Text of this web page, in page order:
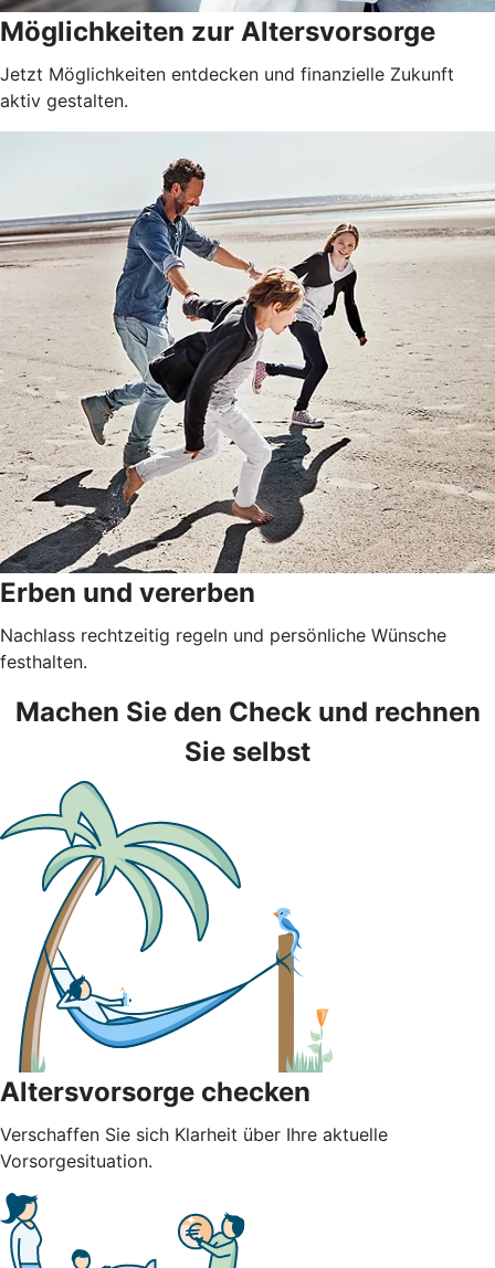
Möglichkeiten zur Altersvorsorge
Jetzt Möglichkeiten entdecken und finanzielle Zukunft
aktiv gestalten.
Erben und vererben
Nachlass rechtzeitig regeln und persönliche Wünsche
festhalten.
Machen Sie den Check und rechnen
Sie selbst
Altersvorsorge checken
Verschaffen Sie sich Klarheit über Ihre aktuelle
Vorsorgesituation.